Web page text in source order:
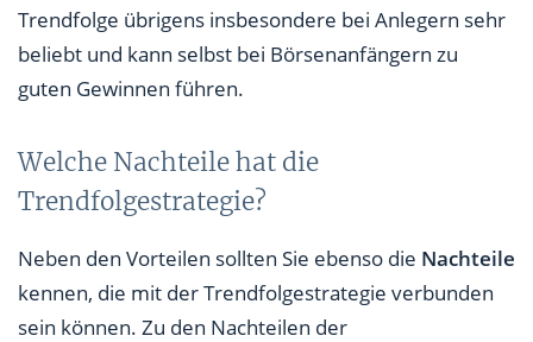
Trendfolge übrigens insbesondere bei Anlegern sehr
beliebt und kann selbst bei Börsenanfängern zu
guten Gewinnen führen.
Welche Nachteile hat die
Trendfolgestrategie?
Neben den Vorteilen sollten Sie ebenso die Nachteile
kennen, die mit der Trendfolgestrategie verbunden
sein können. Zu den Nachteilen der